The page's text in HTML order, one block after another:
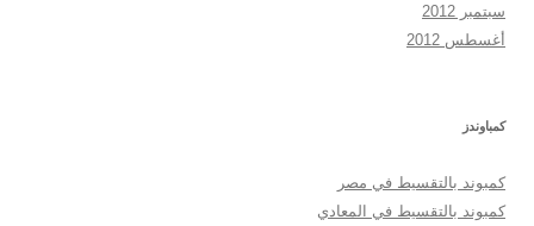
سبتمبر 2012
أغسطس 2012
كمباوندز
كمبوند بالتقسيط في مصر
كمبوند بالتقسيط في المعادي